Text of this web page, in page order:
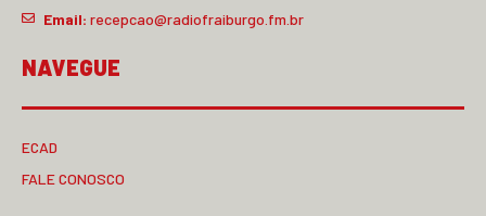
Email: recepcao@radiofraiburgo.fm.br
NAVEGUE
ECAD
FALE CONOSCO